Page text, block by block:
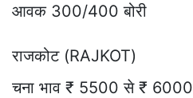
आवक 300/400 बोरी
राजकोट (RAJKOT)
चना भाव ₹ 5500 से ₹ 6000